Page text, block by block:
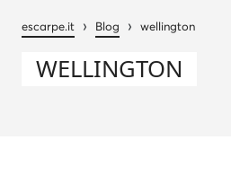
escarpe.it › Blog › wellington
WELLINGTON